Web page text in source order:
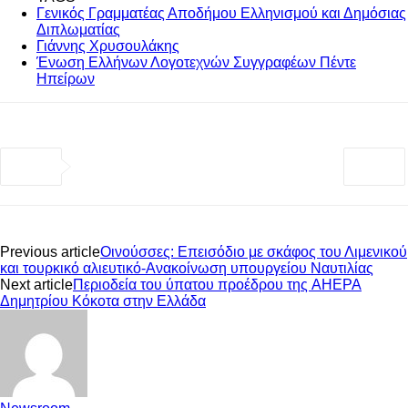
Γενικός Γραμματέας Αποδήμου Ελληνισμού και Δημόσιας
Διπλωματίας
Γιάννης Χρυσουλάκης
Ένωση Ελλήνων Λογοτεχνών Συγγραφέων Πέντε
Ηπείρων
Previous articleΟινούσσες: Επεισόδιο με σκάφος του Λιμενικού
και τουρκικό αλιευτικό-Ανακοίνωση υπουργείου Ναυτιλίας
Next articleΠεριοδεία του ύπατου προέδρου της AHEPA
Δημητρίου Κόκοτα στην Ελλάδα